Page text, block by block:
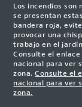
Los incendios son
se presentan
bandera roja,
provocar una
trabajo en el
Consulte el
nacional para ver
zona.Consulte el
nacional para ver
zona.